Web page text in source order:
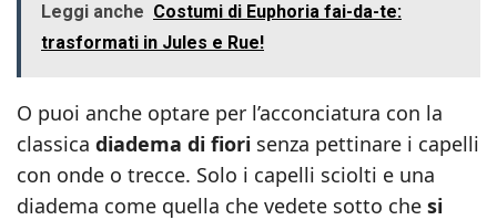
Leggi anche Costumi di Euphoria fai-da-te:
trasformati in Jules e Rue!
O puoi anche optare per l’acconciatura con la
classica diadema di fiori senza pettinare i capelli
con onde o trecce. Solo i capelli sciolti e una
diadema come quella che vedete sotto che si